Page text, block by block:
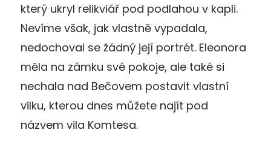
který ukryl relikviář pod podlahou v kapli.
Nevíme však, jak vlastně vypadala,
nedochoval se žádný její portrét. Eleonora
měla na zámku své pokoje, ale také si
nechala nad Bečovem postavit vlastní
vilku, kterou dnes můžete najít pod
názvem vila Komtesa.